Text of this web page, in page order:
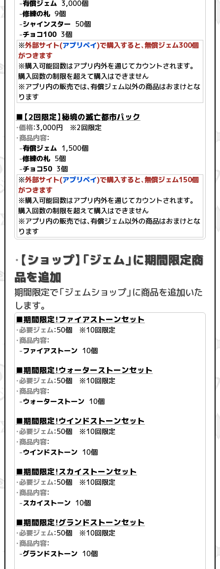
-有償ジェム 3,000個
-修練の札 9個
-シャインスター 50個
-チョコ100 3個
※外部サイト(アプリペイ)で購入すると、無償ジェム300個
がつきます
※購入可能回数はアプリ内外を通じてカウントされます。
購入回数の制限を超えて購入はできません
※アプリ内の販売では、有償ジェム以外の商品はおまけとな
ります
■【2回限定】秘境の滅亡都市パック
・価格：3,000円 ※2回限定
・商品内容：
-有償ジェム 1,500個
-修練の札 5個
-チョコ50 3個
※外部サイト(アプリペイ)で購入すると、無償ジェム150個
がつきます
※購入可能回数はアプリ内外を通じてカウントされます。
購入回数の制限を超えて購入はできません
※アプリ内の販売では、有償ジェム以外の商品はおまけとな
ります
・ 【ショップ】「ジェム」に期間限定商
品を追加
期間限定で「ジェムショップ」に商品を追加いた
します。
■期間限定！ファイアストーンセット
・必要ジェム：50個 ※10回限定
・商品内容：
-ファイアストーン 10個
■期間限定！ウォーターストーンセット
・必要ジェム：50個 ※10回限定
・商品内容：
-ウォーターストーン 10個
■期間限定！ウインドストーンセット
・必要ジェム：50個 ※10回限定
・商品内容：
-ウインドストーン 10個
■期間限定！スカイストーンセット
・必要ジェム：50個 ※10回限定
・商品内容：
-スカイストーン 10個
■期間限定！グランドストーンセット
・必要ジェム：50個 ※10回限定
・商品内容：
-グランドストーン 10個